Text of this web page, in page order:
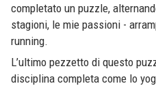
completato un puzzle,
stagioni, le mie passioni -
running.
L’ultimo pezzetto di questo
disciplina completa come lo